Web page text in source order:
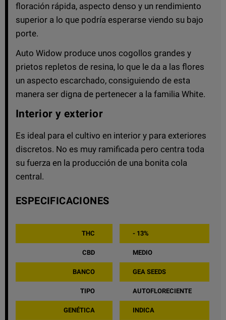
floración rápida, aspecto denso y un rendimiento
superior a lo que podría esperarse viendo su bajo
porte.
Auto Widow produce unos cogollos grandes y
prietos repletos de resina, lo que le da a las flores
un aspecto escarchado, consiguiendo de esta
manera ser digna de pertenecer a la familia White.
Interior y exterior
Es ideal para el cultivo en interior y para exteriores
discretos. No es muy ramificada pero centra toda
su fuerza en la producción de una bonita cola
central.
ESPECIFICACIONES
THC - 13%
CBD MEDIO
BANCO GEA SEEDS
TIPO AUTOFLORECIENTE
GENÉTICA INDICA